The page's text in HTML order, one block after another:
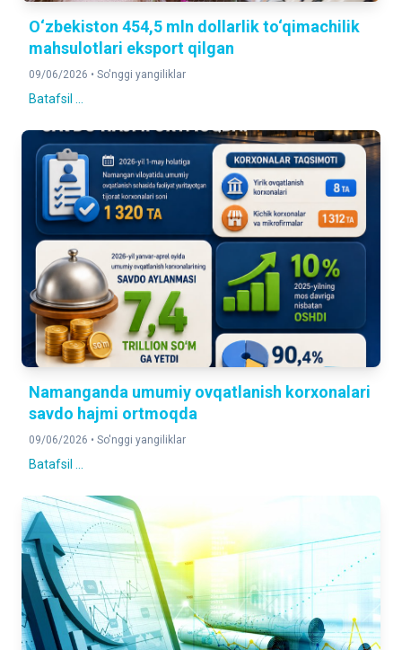
O‘zbekiston 454,5 mln dollarlik to‘qimachilik
mahsulotlari eksport qilgan
09/06/2026 • So'nggi yangiliklar
Batafsil ...
Namanganda umumiy ovqatlanish korxonalari
savdo hajmi ortmoqda
09/06/2026 • So'nggi yangiliklar
Batafsil ...